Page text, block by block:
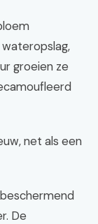
groeien ze
net als een
De